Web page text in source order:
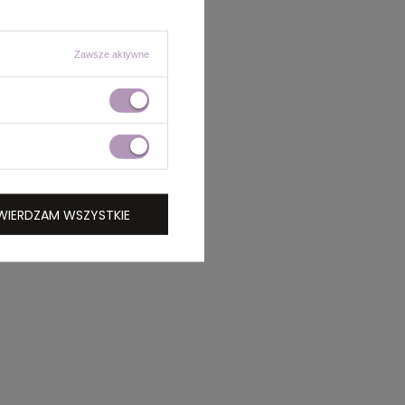
Zawsze aktywne
WSZYSTKIE